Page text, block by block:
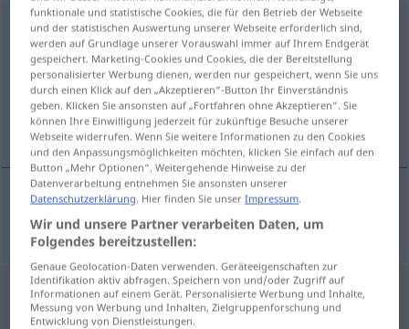
niejednakowy <-wo>
Übersicht aller Übersetzungen
(Für mehr Details die Übersetzung anklicken/antippen)
ungleich, verschieden
ungleich,verschieden niejednakowy
funktionale und statistische Cookies, die für den Betrieb der Webseite
und der statistischen Auswertung unserer Webseite erforderlich sind,
werden auf Grundlage unserer Vorauswahl immer auf Ihrem Endgerät
gespeichert. Marketing-Cookies und Cookies, die der Bereitstellung
personalisierter Werbung dienen, werden nur gespeichert, wenn Sie uns
durch einen Klick auf den „Akzeptieren“-Button Ihr Einverständnis
geben. Klicken Sie ansonsten auf „Fortfahren ohne Akzeptieren“. Sie
können Ihre Einwilligung jederzeit für zukünftige Besuche unserer
Webseite widerrufen. Wenn Sie weitere Informationen zu den Cookies
und den Anpassungsmöglichkeiten möchten, klicken Sie einfach auf den
Button „Mehr Optionen“. Weitergehende Hinweise zu der
Datenverarbeitung entnehmen Sie ansonsten unserer
Datenschutzerklärung. Hier finden Sie unserImpressum.
Wir und unsere Partner verarbeiten Daten, um
Folgendes bereitzustellen:
Genaue Geolocation-Daten verwenden. Geräteeigenschaften zur
Identifikation aktiv abfragen. Speichern von und/oder Zugriff auf
Informationen auf einem Gerät. Personalisierte Werbung und Inhalte,
Messung von Werbung und Inhalten, Zielgruppenforschung und
Entwicklung von Dienstleistungen.